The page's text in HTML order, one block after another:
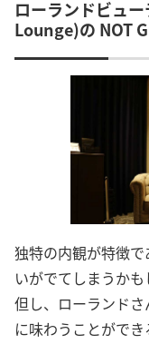
ローランドビュ
Lounge)の NOT
独特の内観が特徴
いがでてしまうかも
但し、ローランド
に味わうことができ